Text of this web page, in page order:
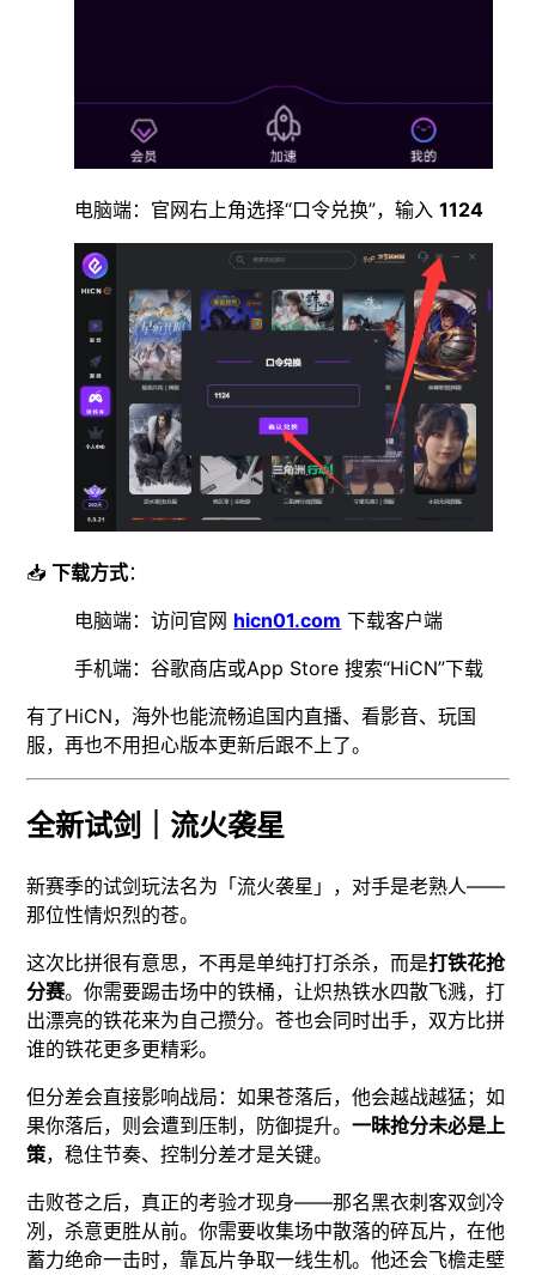
电脑端：官网右上角选择“口令兑换”，输入1124
📥下载方式：
电脑端：访问官网 hicn01.com 下载客户端
手机端：谷歌商店或App Store 搜索“HiCN”下载
有了HiCN，海外也能流畅追国内直播、看影音、玩国
服，再也不用担心版本更新后跟不上了。
全新试剑｜流火袭星
新赛季的试剑玩法名为「流火袭星」，对手是老熟人——
那位性情炽烈的苍。
这次比拼很有意思，不再是单纯打打杀杀，而是打铁花抢
分赛。你需要踢击场中的铁桶，让炽热铁水四散飞溅，打
出漂亮的铁花来为自己攒分。苍也会同时出手，双方比拼
谁的铁花更多更精彩。
但分差会直接影响战局：如果苍落后，他会越战越猛；如
果你落后，则会遭到压制，防御提升。一昧抢分未必是上
策，稳住节奏、控制分差才是关键。
击败苍之后，真正的考验才现身——那名黑衣刺客双剑冷
冽，杀意更胜从前。你需要收集场中散落的碎瓦片，在他
蓄力绝命一击时，靠瓦片争取一线生机。他还会飞檐走壁